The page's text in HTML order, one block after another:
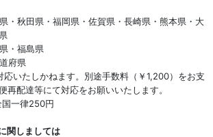
・秋田県・福岡県・佐賀県・長崎県・熊本県・大
・福島県
府県
いたしかねます。別途手数料（￥1,200）をお支
再配達等にて対応をお願いいたします。
一律250円
関しましては